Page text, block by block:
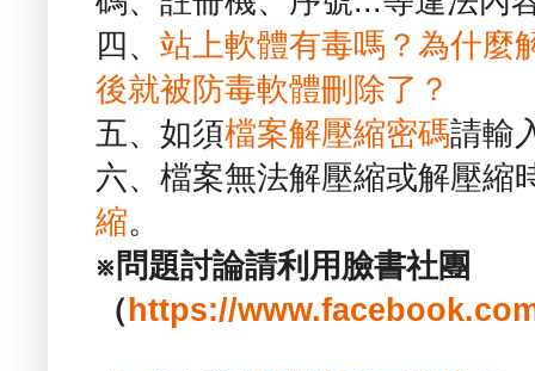
四、 站上軟體有毒嗎？為什麼
後就被防毒軟體刪除了？
五、如須檔案解壓縮密碼請輸
六、檔案無法解壓縮或解壓縮
縮。
※問題討論請利用臉書社團
（ https://